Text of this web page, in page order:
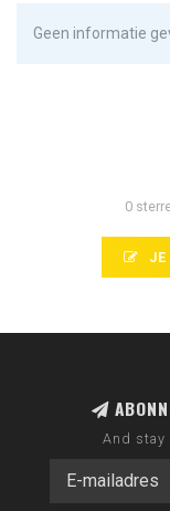
Geen informatie
0
JE
And stay